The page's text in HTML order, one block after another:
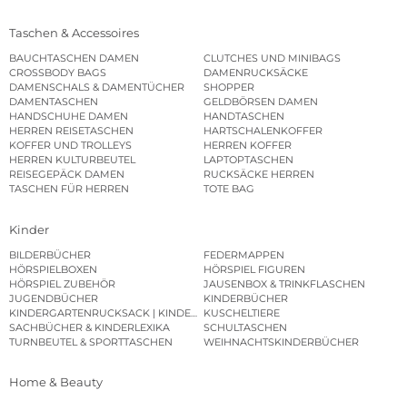
Taschen & Accessoires
BAUCHTASCHEN DAMEN
CLUTCHES UND MINIBAGS
CROSSBODY BAGS
DAMENRUCKSÄCKE
DAMENSCHALS & DAMENTÜCHER
SHOPPER
DAMENTASCHEN
GELDBÖRSEN DAMEN
HANDSCHUHE DAMEN
HANDTASCHEN
HERREN REISETASCHEN
HARTSCHALENKOFFER
KOFFER UND TROLLEYS
HERREN KOFFER
HERREN KULTURBEUTEL
LAPTOPTASCHEN
REISEGEPÄCK DAMEN
RUCKSÄCKE HERREN
TASCHEN FÜR HERREN
TOTE BAG
Kinder
BILDERBÜCHER
FEDERMAPPEN
HÖRSPIELBOXEN
HÖRSPIEL FIGUREN
HÖRSPIEL ZUBEHÖR
JAUSENBOX & TRINKFLASCHEN
JUGENDBÜCHER
KINDERBÜCHER
KINDERGARTENRUCKSACK | KINDERGARTENBEUTEL
KUSCHELTIERE
SACHBÜCHER & KINDERLEXIKA
SCHULTASCHEN
TURNBEUTEL & SPORTTASCHEN
WEIHNACHTSKINDERBÜCHER
Home & Beauty